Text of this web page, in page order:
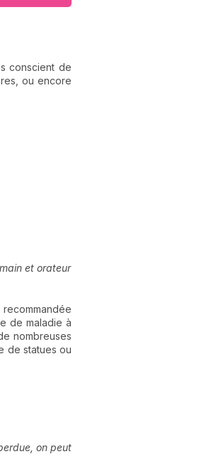
conscient de
ou encore
et orateur
de maladie à
nombreuses
de statues ou
on peut